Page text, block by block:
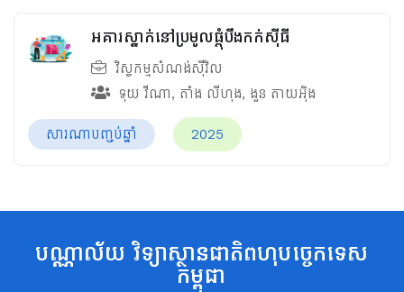
អគារស្នាក់នៅប្រមូលផ្ដុំបឹងកក់ស៊ីធី
វិស្វកម្មសំណង់ស៊ីវិល
ទុយ ​វីណា, តាំង​ លីហុង, ងួន​ តាយអ៊ិង
សារណាបញ្ចប់ឆ្នាំ 2025
បណ្ណាល័យ វិទ្យាស្ថានជាតិពហុបច្ចេកទេស
កម្ពុជា